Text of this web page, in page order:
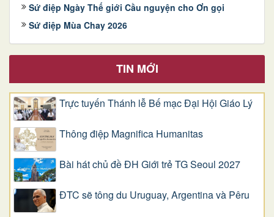
Sứ điệp Ngày Thế giới Cầu nguyện cho Ơn gọi
Sứ điệp Mùa Chay 2026
TIN MỚI
Trực tuyến Thánh lễ Bế mạc Đại Hội Giáo Lý
Thông điệp Magnifica Humanitas
Bài hát chủ đề ĐH Giới trẻ TG Seoul 2027
ĐTC sẽ tông du Uruguay, Argentina và Pêru